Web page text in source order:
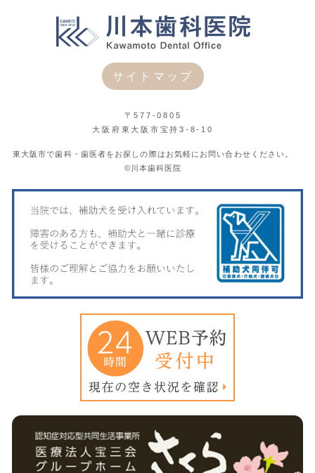
サイトマップ
〒577-0805
大阪府東大阪市宝持3-8-10
東大阪市で歯科・歯医者をお探しの際はお気軽にお問い合わせください。
©川本歯科医院